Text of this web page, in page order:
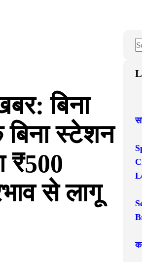
बिना
बिना स्टेशन
₹500
से लागू
S
a